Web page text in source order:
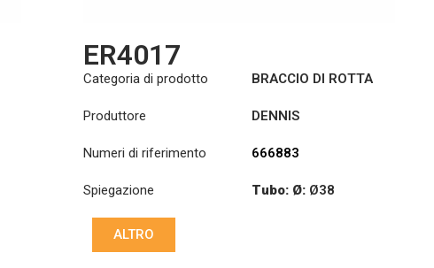
ER4017
Categoria di prodotto BRACCIO DI ROTTA
Produttore DENNIS
Numeri di riferimento 666883
Spiegazione Tubo: Ø: Ø38
ALTRO